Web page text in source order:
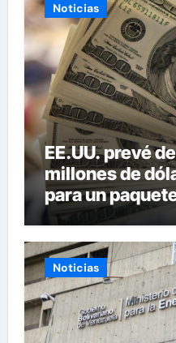
Noticias
EE.UU. prevé
millones de
para un
Noticias